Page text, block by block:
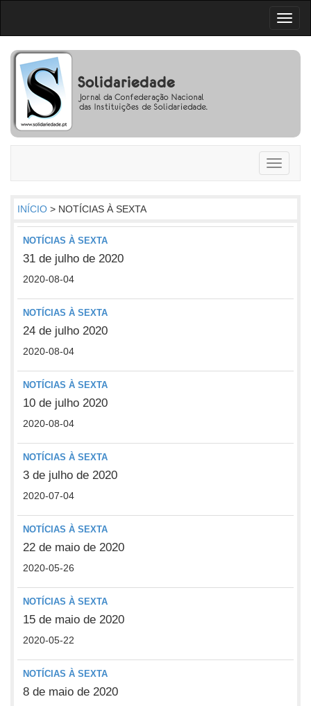
Toggle
INÍCIO > NOTÍCIAS À SEXTA
NOTÍCIAS À SEXTA
31 de julho de 2020
2020-08-04
NOTÍCIAS À SEXTA
24 de julho 2020
2020-08-04
NOTÍCIAS À SEXTA
10 de julho 2020
2020-08-04
NOTÍCIAS À SEXTA
3 de julho de 2020
2020-07-04
NOTÍCIAS À SEXTA
22 de maio de 2020
2020-05-26
NOTÍCIAS À SEXTA
15 de maio de 2020
2020-05-22
NOTÍCIAS À SEXTA
8 de maio de 2020